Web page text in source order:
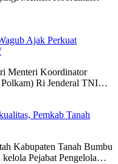
Ajak Perkuat
Menteri Koordinator
Ri Jenderal TNI…
Pemkab Tanah
Kabupaten Tanah Bumbu
kelola Pejabat Pengelola…